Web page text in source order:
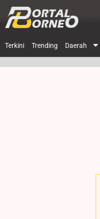
Terkini Trending Daerah